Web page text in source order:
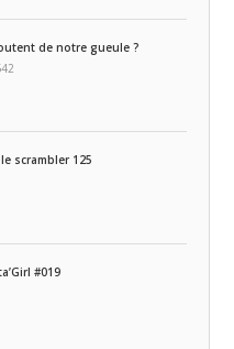
de notre gueule ?
scrambler 125
#019